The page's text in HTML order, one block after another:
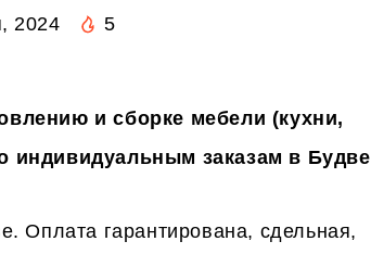
2024 5
и сборке мебели (кухни,
индивидуальным заказам в Будве
Оплата гарантирована, сдельная,